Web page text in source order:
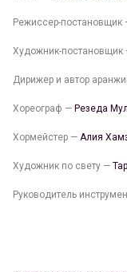
Режиссер-постановщик
Художник-постановщик
Дирижер и автор
Хореограф — Резеда
Хормейстер — Алия
Художник по свету —
Руководитель